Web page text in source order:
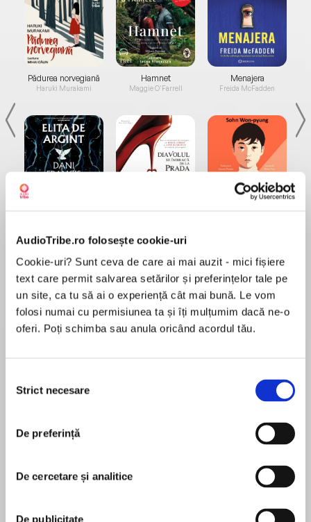
AudioTribe.ro folosește cookie-uri
Cookie-uri? Sunt ceva de care ai mai auzit - mici fișiere
text care permit salvarea setărilor și preferințelor tale pe
un site, ca tu să ai o experiență cât mai bună. Le vom
folosi numai cu permisiunea ta și îți mulțumim dacă ne-o
oferi. Poți schimba sau anula oricând acordul tău.
consimțământului
Strict necesare
De preferință
De cercetare și analitice
De publicitate
Pădurea norvegiană
Haruki Murakami
Hamnet
Maggie O'Farrell
Menajera
Freida McFadden
Desprecarte
Fans of Stick Dog and My Big Fat Zombie
Goldfish will LOL over Suzanne Selfors’s
“A delightfully fun read that will leave you in
And she LOVES him! They both like to go for
walks and roll in smelly things. They are going to
pentru această carte
mysterious island in the Pacific Northwest, where